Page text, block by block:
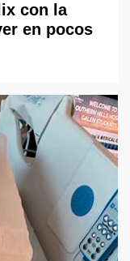
con la
en pocos